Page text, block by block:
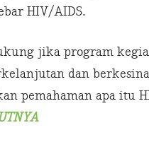
HIV/AIDS.
jika program
dan
pemahaman apa itu